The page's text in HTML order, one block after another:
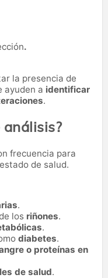
.
la presencia de
ayuden a identificar
.
frecuencia para
de salud.
.
los riñones.
.
diabetes.
o proteínas en
de salud.